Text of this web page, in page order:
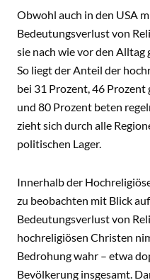
CONTENT
Obwohl auch in den USA
Bedeutungsverlust von
sie nach wie vor den Alltag
So liegt der Anteil der
bei 31 Prozent, 46
und 80 Prozent beten
zieht sich durch alle
politischen Lager.
Innerhalb der
zu beobachten mit Blick
Bedeutungsverlust von
hochreligiösen Christen
Bedrohung wahr – etwa
Bevölkerung insgesamt.